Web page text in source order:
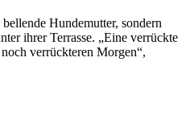
Hundemutter, sondern
ihrer Terrasse. „Eine verrückte
verrückteren Morgen“,